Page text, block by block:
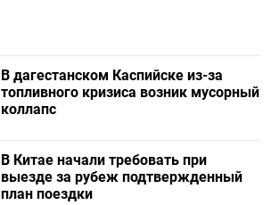
В дагестанском Каспийске из-за
топливного кризиса возник мусорный
коллапс
В Китае начали требовать при
выезде за рубеж подтвержденный
план поездки